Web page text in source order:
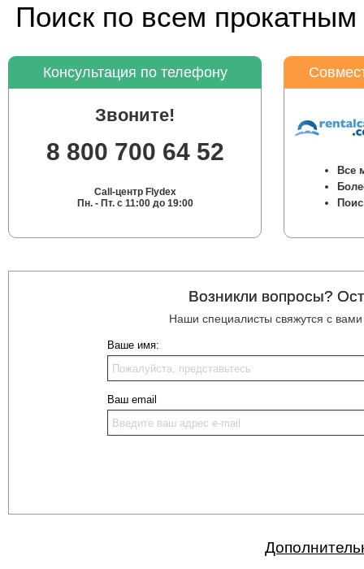
Поиск по всем
Консультация по телефону
Звоните!
8 800 700 64 52
Call-центр Flydex
Пн. - Пт. с 11:00 до 19:00
Все
Возникли вопросы?
Наши специалисты свяжутся с
Ваше имя:
Ваш email